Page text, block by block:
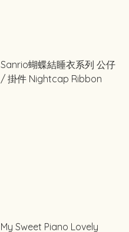
Sanrio蝴蝶結睡衣系列 公仔
/ 掛件 Nightcap Ribbon
My Sweet Piano Lovely